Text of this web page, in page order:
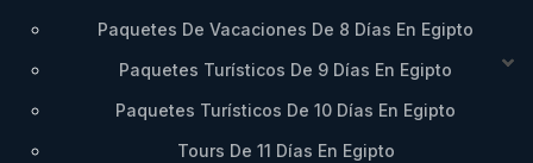
Paquetes De Vacaciones De 8 Días En Egipto
Paquetes Turísticos De 9 Días En Egipto
Paquetes Turísticos De 10 Días En Egipto
Tours De 11 Días En Egipto